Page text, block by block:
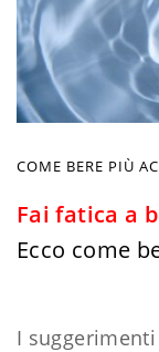
COME BERE PIÙ
Fai fatica a
Ecco come
I